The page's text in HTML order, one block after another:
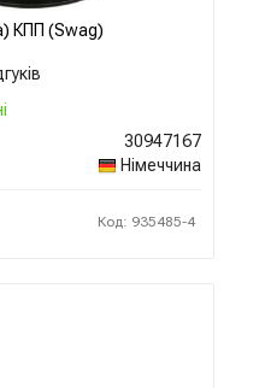
КПП (Swag)
30947167
Німеччина
Код: 935485-4